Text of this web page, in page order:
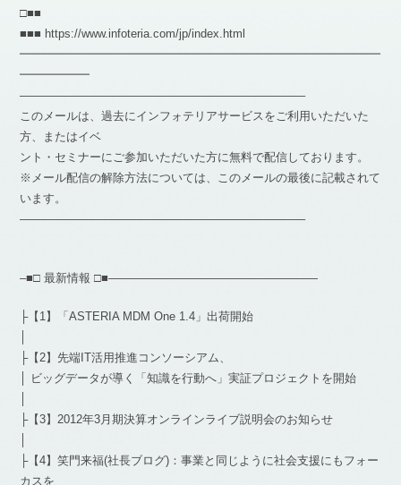
□■■
■■■ https://www.infoteria.com/jp/index.html
━━━━━━━━━━━━━━━━━━━━━━━━━━━━━━━
━━━━━━
————————————————————————–
このメールは、過去にインフォテリアサービスをご利用いただいた
方、またはイベ
ント・セミナーにご参加いただいた方に無料で配信しております。
※メール配信の解除方法については、このメールの最後に記載されて
います。
————————————————————————–
–■□ 最新情報 □■——————————————————
├【1】「ASTERIA MDM One 1.4」出荷開始
├【2】先端IT活用推進コンソーシアム、
│ ビッグデータが導く「知識を行動へ」実証プロジェクトを開始
├【3】2012年3月期決算オンラインライブ説明会のお知らせ
├【4】笑門来福(社長ブログ)：事業と同じように社会支援にもフォー
カスを